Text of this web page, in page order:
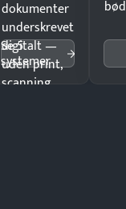
dokumenter
underskrevet
digitalt —
uden print,
scanning
Se 5
systemer